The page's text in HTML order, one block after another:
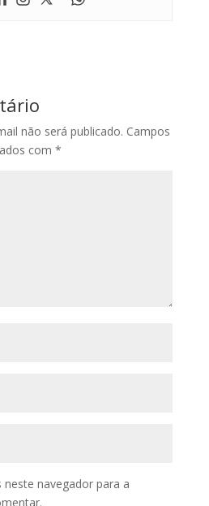
não será publicado. Campos
com *
neste navegador para a